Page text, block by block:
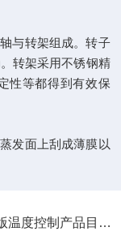
与转架组成。转子
转架采用不锈钢精
性等都得到有效保
发面上刮成薄膜以
Huber公司推出2013/2014 版温度控制产品目录!